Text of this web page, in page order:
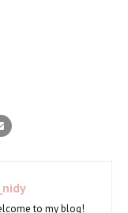
to my blog!